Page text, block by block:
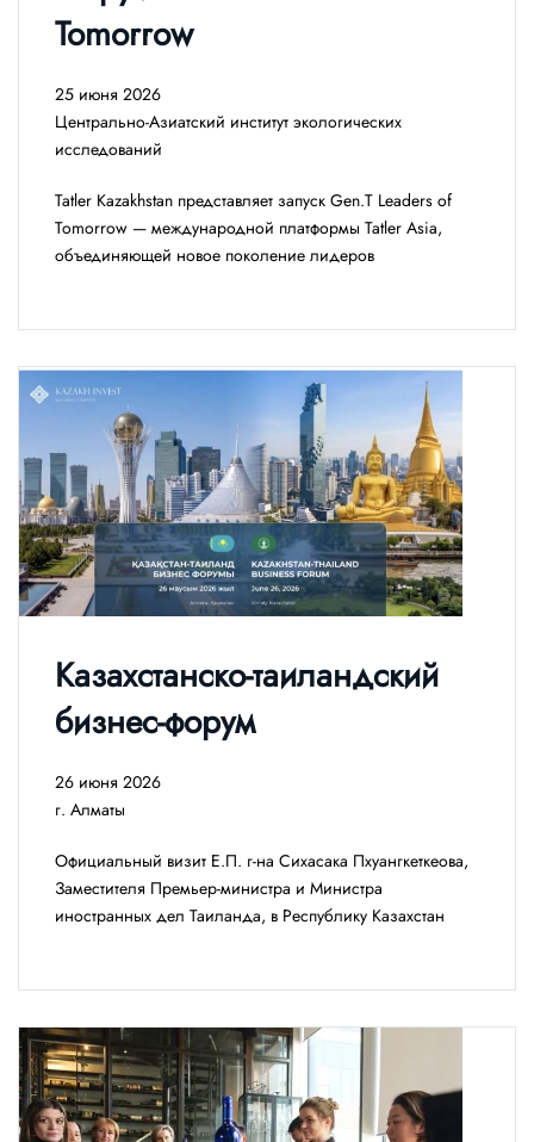
Tomorrow
25 июня 2026
Центрально-Азиатский институт экологических
исследований
Tatler Kazakhstan представляет запуск Gen.T Leaders of
Tomorrow — международной платформы Tatler Asia,
объединяющей новое поколение лидеров
Казахстанско-таиландский
бизнес-форум
26 июня 2026
г. Алматы
Официальный визит Е.П. г-на Сихасака Пхуангкеткеова,
Заместителя Премьер-министра и Министра
иностранных дел Таиланда, в Республику Казахстан